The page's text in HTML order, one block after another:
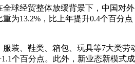
全球经贸整体放缓背景下，中国对
为13.2%，比上年提升0.4个百分
服装、鞋类、箱包、玩具等7大类
个百分点。此外，新业态新模式